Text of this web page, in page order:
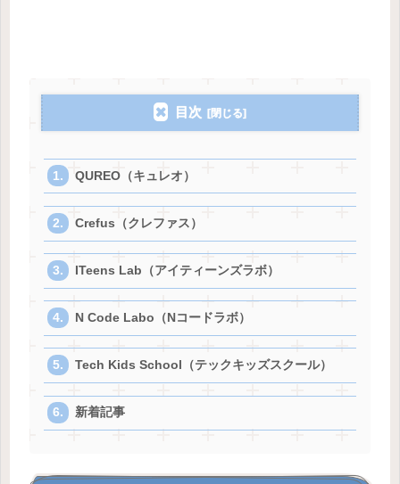
目次
QUREO（キュレオ）
Crefus（クレファス）
ITeens Lab（アイティーンズラボ）
N Code Labo（Nコードラボ）
Tech Kids School（テックキッズスクール）
新着記事